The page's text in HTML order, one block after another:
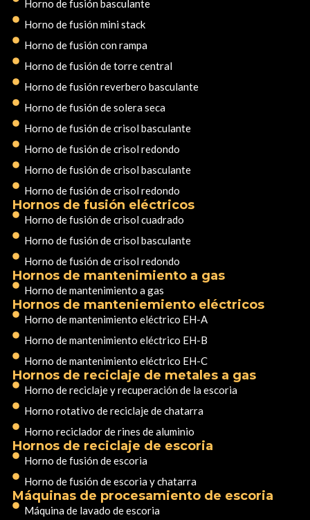
Horno de fusión basculante
Horno de fusión mini stack
Horno de fusión con rampa
Horno de fusión de torre central
Horno de fusión reverbero basculante
Horno de fusión de solera seca
Horno de fusión de crisol basculante
Horno de fusión de crisol redondo
Horno de fusión de crisol basculante
Horno de fusión de crisol redondo
Hornos de fusión eléctricos
Horno de fusión de crisol cuadrado
Horno de fusión de crisol basculante
Horno de fusión de crisol redondo
Hornos de mantenimiento a gas
Horno de mantenimiento a gas
Hornos de manteniemiento eléctricos
Horno de mantenimiento eléctrico EH-A
Horno de mantenimiento eléctrico EH-B
Horno de mantenimiento eléctrico EH-C
Hornos de reciclaje de metales a gas
Horno de reciclaje y recuperación de la escoria
Horno rotativo de reciclaje de chatarra
Horno reciclador de rines de aluminio
Hornos de reciclaje de escoria
Horno de fusión de escoria
Horno de fusión de escoria y chatarra
Máquinas de procesamiento de escoria
Máquina de lavado de escoria